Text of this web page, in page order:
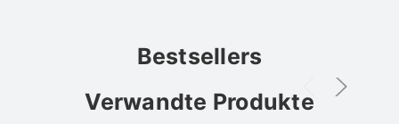
Bestsellers
Verwandte Produkte